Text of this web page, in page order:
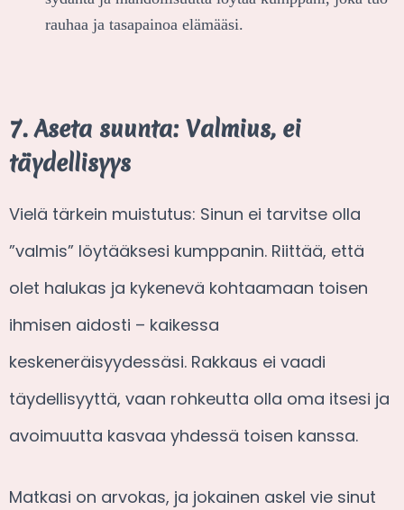
rauhaa ja tasapainoa elämääsi.
7. Aseta suunta: Valmius, ei
täydellisyys
Vielä tärkein muistutus: Sinun ei tarvitse olla
”valmis” löytääksesi kumppanin. Riittää, että
olet halukas ja kykenevä kohtaamaan toisen
ihmisen aidosti – kaikessa
keskeneräisyydessäsi. Rakkaus ei vaadi
täydellisyyttä, vaan rohkeutta olla oma itsesi ja
avoimuutta kasvaa yhdessä toisen kanssa.
Matkasi on arvokas, ja jokainen askel vie sinut